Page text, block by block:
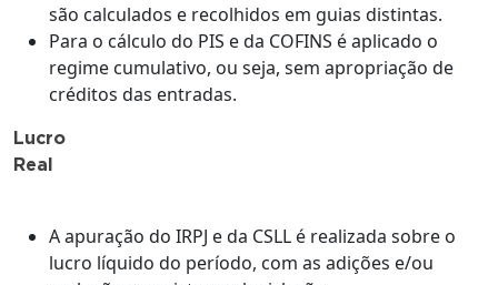
são calculados e recolhidos em guias distintas.
Para o cálculo do PIS e da COFINS é aplicado o
regime cumulativo, ou seja, sem apropriação de
créditos das entradas.
Lucro
Real
A apuração do IRPJ e da CSLL é realizada sobre o
lucro líquido do período, com as adições e/ou